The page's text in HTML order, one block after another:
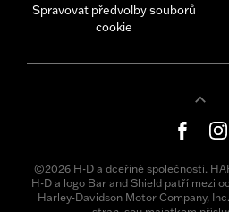
Spravovat předvolby souborů
cookie
©2026 H-D a dceřiné společnosti.
H-D a logo Bar and Shield patří mezi
Harley-Davidson Motor Company,